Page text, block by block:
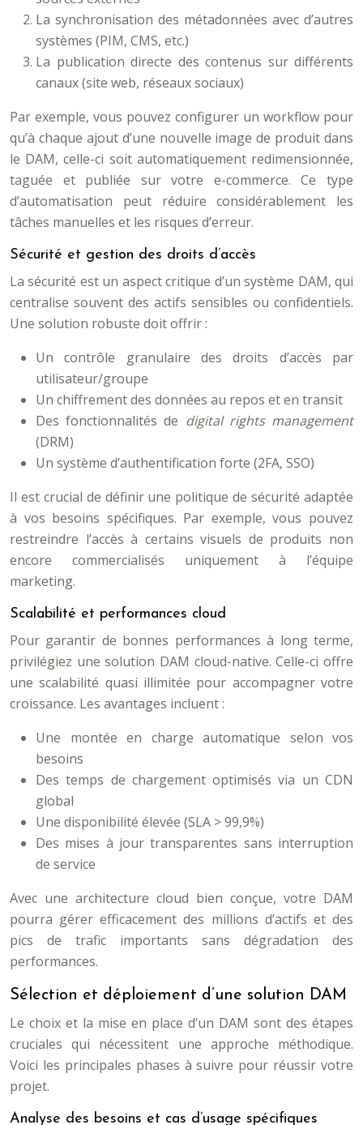
La synchronisation des métadonnées avec d’autres
systèmes (PIM, CMS, etc.)
La publication directe des contenus sur différents
canaux (site web, réseaux sociaux)
Par exemple, vous pouvez configurer un workflow pour
qu’à chaque ajout d’une nouvelle image de produit dans
le DAM, celle-ci soit automatiquement redimensionnée,
taguée et publiée sur votre e-commerce. Ce type
d’automatisation peut réduire considérablement les
tâches manuelles et les risques d’erreur.
Sécurité et gestion des droits d’accès
La sécurité est un aspect critique d’un système DAM, qui
centralise souvent des actifs sensibles ou confidentiels.
Une solution robuste doit offrir :
Un contrôle granulaire des droits d’accès par
utilisateur/groupe
Un chiffrement des données au repos et en transit
Des fonctionnalités de digital rights management
(DRM)
Un système d’authentification forte (2FA, SSO)
Il est crucial de définir une politique de sécurité adaptée
à vos besoins spécifiques. Par exemple, vous pouvez
restreindre l’accès à certains visuels de produits non
encore commercialisés uniquement à l’équipe
marketing.
Scalabilité et performances cloud
Pour garantir de bonnes performances à long terme,
privilégiez une solution DAM cloud-native. Celle-ci offre
une scalabilité quasi illimitée pour accompagner votre
croissance. Les avantages incluent :
Une montée en charge automatique selon vos
besoins
Des temps de chargement optimisés via un CDN
global
Une disponibilité élevée (SLA > 99,9%)
Des mises à jour transparentes sans interruption
de service
Avec une architecture cloud bien conçue, votre DAM
pourra gérer efficacement des millions d’actifs et des
pics de trafic importants sans dégradation des
performances.
Sélection et déploiement d’une solution DAM
Le choix et la mise en place d’un DAM sont des étapes
cruciales qui nécessitent une approche méthodique.
Voici les principales phases à suivre pour réussir votre
projet.
Analyse des besoins et cas d’usage spécifiques